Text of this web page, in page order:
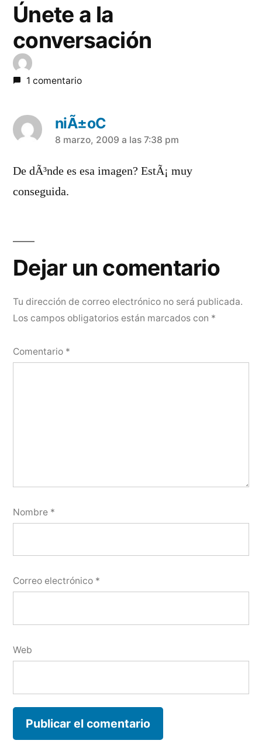
Únete a la
conversación
1 comentario
niÃ±oC
dice:
8 marzo, 2009 a las 7:38 pm
De dÃ³nde es esa imagen? EstÃ¡ muy
conseguida.
Dejar
un
comentario
Tu dirección de correo electrónico no será publicada.
Los campos obligatorios están marcados con *
Comentario *
Nombre *
Correo electrónico *
Web
Dejar un comentario